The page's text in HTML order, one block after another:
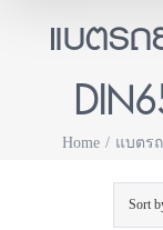
แบตร
Home แบตรถ
Sort